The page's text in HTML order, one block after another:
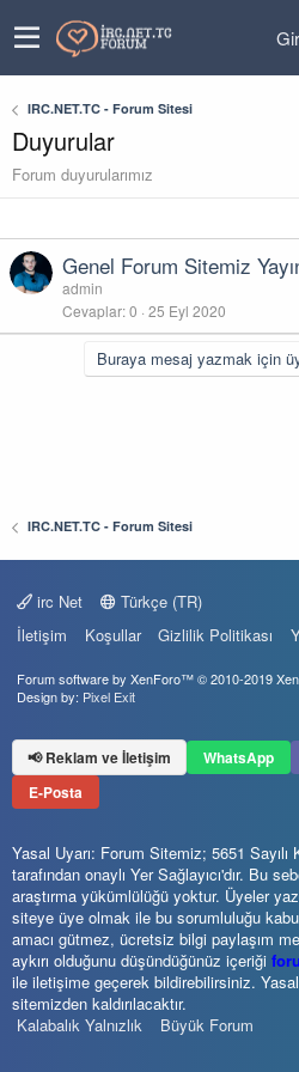
IRC.NET.TC - Forum Sitesi
Duyurular
Forum duyurularımız
Genel Forum Sitemiz
admin
Cevaplar 0 25 Eyl 2020
Buraya mesaj yazmak için
IRC.NET.TC - Forum Sitesi
irc Net
Türkçe (TR)
İletişim
Koşullar Gizlilik Politikası
Forum software by XenForo™© 2010-2019
Design by: Pixel Exit
📢 Reklam ve İletişim WhatsApp
E-Posta
Yasal Uyarı: Forum Sitemiz; 5651 Sayılı
tarafından onaylı Yer Sağlayıcı'dır. Bu
araştırma yükümlülüğü yoktur. Üyeler
siteye üye olmak ile bu sorumluluğu
amacı gütmez, ücretsiz bilgi paylaşım
aykırı olduğunu düşündüğünüz içeriği
ile iletişime geçerek bildirebilirsiniz.
sitemizden kaldırılacaktır.
Kalabalık Yalnızlık
Büyük Forum